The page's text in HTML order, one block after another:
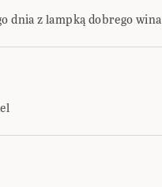
dnia z lampką dobrego wina